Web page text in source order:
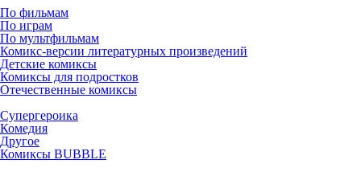
По фильмам
По играм
По мультфильмам
Комикс-версии литературных произведений
Детские комиксы
Комиксы для подростков
Отечественные комиксы
Супергероика
Комедия
Другое
Комиксы BUBBLE